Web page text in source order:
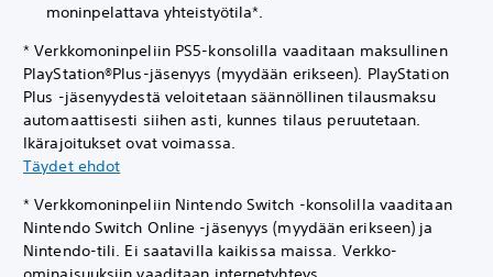
moninpelattava yhteistyötila*.
* Verkkomoninpeliin PS5-konsolilla vaaditaan maksullinen
PlayStation®Plus-jäsenyys (myydään erikseen). PlayStation
Plus -jäsenyydestä veloitetaan säännöllinen tilausmaksu
automaattisesti siihen asti, kunnes tilaus peruutetaan.
Ikärajoitukset ovat voimassa.
Täydet ehdot
* Verkkomoninpeliin Nintendo Switch -konsolilla vaaditaan
Nintendo Switch Online -jäsenyys (myydään erikseen) ja
Nintendo-tili. Ei saatavilla kaikissa maissa. Verkko-